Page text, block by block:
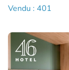
Vendu : 401